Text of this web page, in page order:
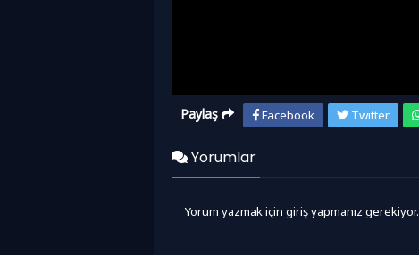
Paylaş Facebook Twitter
Yorumlar
Yorum yazmak için giriş yapmanız gerekiyor.